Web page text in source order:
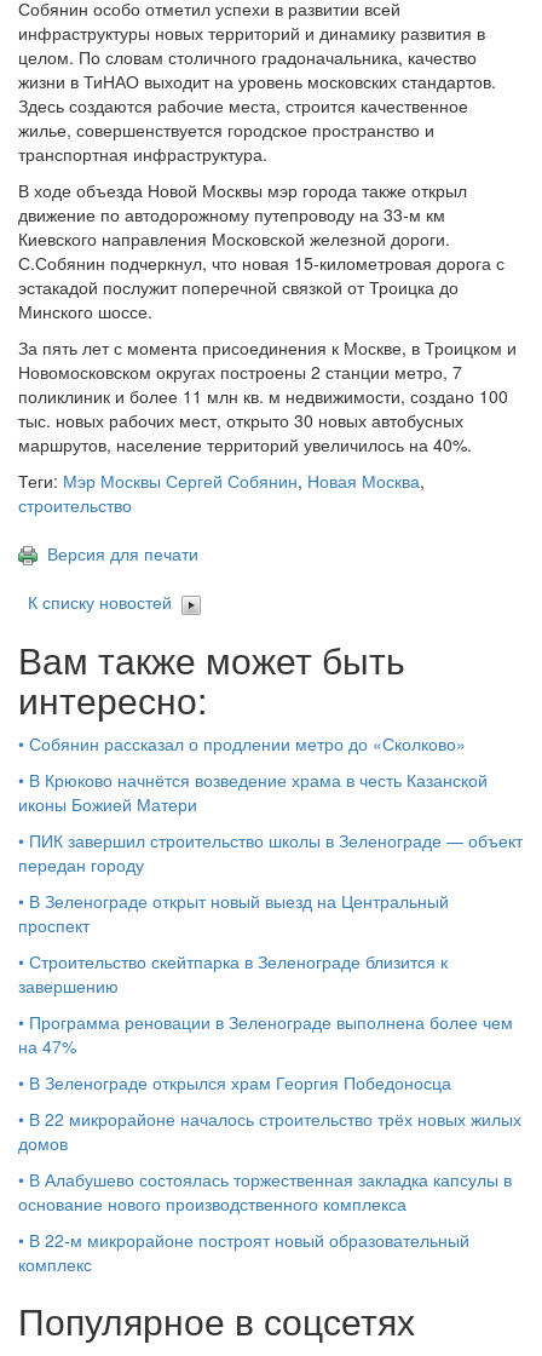
Собянин особо отметил успехи в развитии всей
инфраструктуры новых территорий и динамику развития в
целом. По словам столичного градоначальника, качество
жизни в ТиНАО выходит на уровень московских стандартов.
Здесь создаются рабочие места, строится качественное
жилье, совершенствуется городское пространство и
транспортная инфраструктура.
В ходе объезда Новой Москвы мэр города также открыл
движение по автодорожному путепроводу на 33-м км
Киевского направления Московской железной дороги.
С.Собянин подчеркнул, что новая 15-километровая дорога с
эстакадой послужит поперечной связкой от Троицка до
Минского шоссе.
За пять лет с момента присоединения к Москве, в Троицком и
Новомосковском округах построены 2 станции метро, 7
поликлиник и более 11 млн кв. м недвижимости, создано 100
тыс. новых рабочих мест, открыто 30 новых автобусных
маршрутов, население территорий увеличилось на 40%.
Теги: Мэр Москвы Сергей Собянин, Новая Москва,
строительство
Версия для печати
К списку новостей
Вам также может быть
интересно:
• Собянин рассказал о продлении метро до «Сколково»
• В Крюково начнётся возведение храма в честь Казанской
иконы Божией Матери
• ПИК завершил строительство школы в Зеленограде — объект
передан городу
• В Зеленограде открыт новый выезд на Центральный
проспект
• Строительство скейтпарка в Зеленограде близится к
завершению
• Программа реновации в Зеленограде выполнена более чем
на 47%
• В Зеленограде открылся храм Георгия Победоносца
• В 22 микрорайоне началось строительство трёх новых жилых
домов
• В Алабушево состоялась торжественная закладка капсулы в
основание нового производственного комплекса
• В 22-м микрорайоне построят новый образовательный
комплекс
Популярное в соцсетях